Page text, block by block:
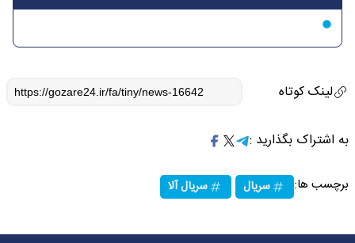
لینک کوتاه
به اشتراک بگذارید :
برچسب ها: سریال سریال آلا